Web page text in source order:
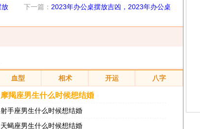
放 下一篇： 2023年办公桌摆放吉凶，2023年办公桌
血型 相术 开运 八字
摩羯座男生什么时候想结婚
射手座男生什么时候想结婚
天蝎座男生什么时候想结婚